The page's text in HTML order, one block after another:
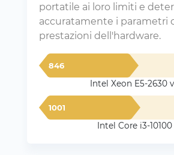
portatile ai loro limiti e
accuratamente i parametri
prestazioni dell'hardware.
846
Intel Xeon E5-2630
1001
Intel Core i3-10100